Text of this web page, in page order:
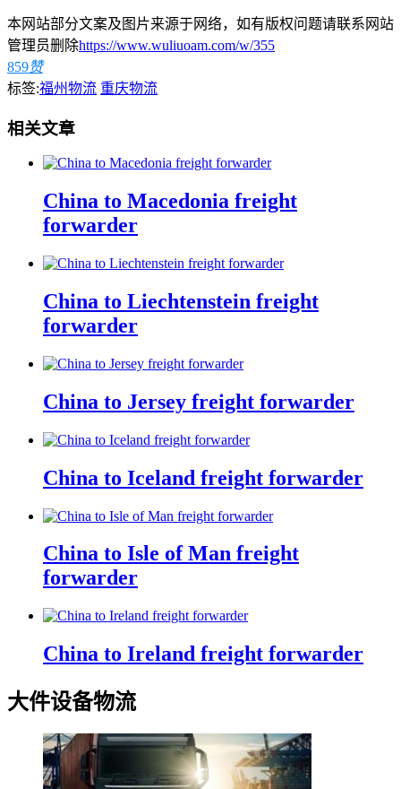
本网站部分文案及图片来源于网络，如有版权问题请联系网站
管理员删除https://www.wuliuoam.com/w/355
859赞
标签:福州物流 重庆物流
相关文章
China to Macedonia freight
forwarder
China to Liechtenstein freight
forwarder
China to Jersey freight forwarder
China to Iceland freight forwarder
China to Isle of Man freight
forwarder
China to Ireland freight forwarder
大件设备物流